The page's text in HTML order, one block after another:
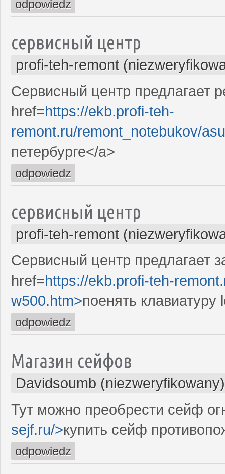
odpowiedz
сервисный центр
profi-teh-remont
Сервисный центр предлагает
href=https://ekb.profi-teh-
remont.ru/remont_notebukov/
петербурге</a>
odpowiedz
сервисный центр
profi-teh-remont
Сервисный центр предлагает
href=https://ekb.profi-teh-
w500.htm>поенять
odpowiedz
Магазин сейфов
Davidsoumb (niezweryfikowany)
Тут можно преобрести сейф
sejf.ru/>купить сейф
odpowiedz